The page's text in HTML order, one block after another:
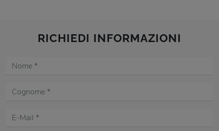
RICHIEDI INFORMAZIONI